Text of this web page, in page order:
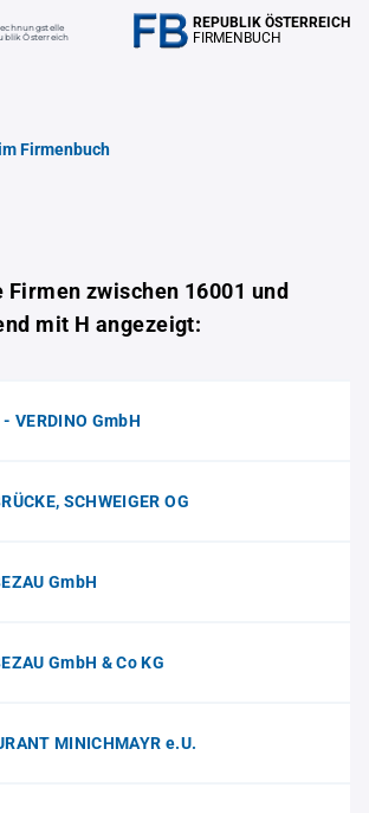
Österreich
REPUBLIK ÖSTERREICH
FIRMENBUCH
Firmenbuch
Firmen zwischen 16001 und
mit H angezeigt:
VERDINO GmbH
SCHWEIGER OG
GmbH
GmbH & Co KG
MINICHMAYR e.U.